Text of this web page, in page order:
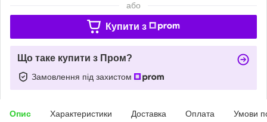
або
Купити з
Що таке купити з Пром?
Замовлення під захистом
Опис Характеристики Доставка Оплата Умови